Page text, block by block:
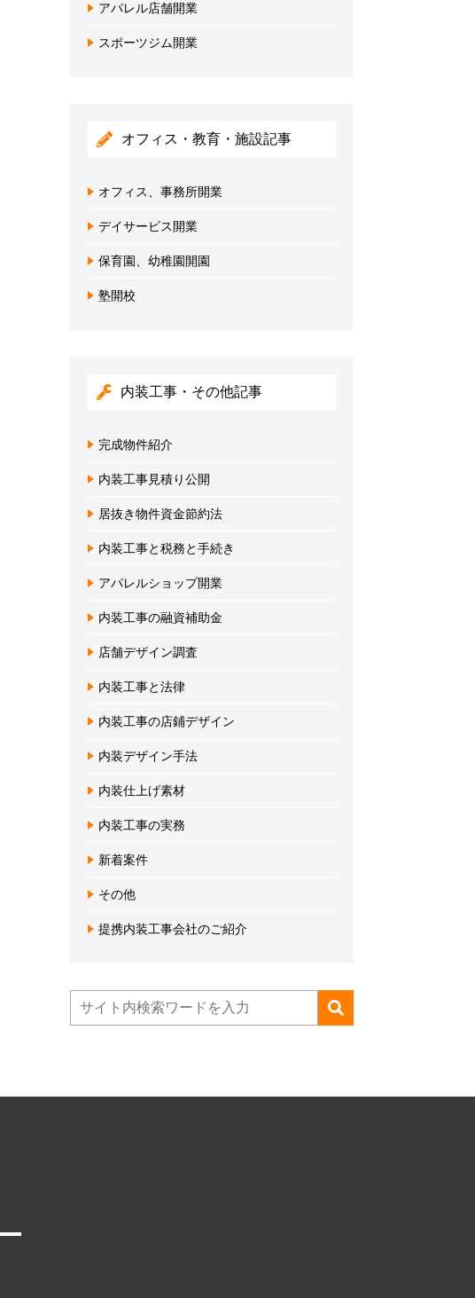
アパレル店舗開業
スポーツジム開業
オフィス・教育・施設記事
オフィス、事務所開業
デイサービス開業
保育園、幼稚園開園
塾開校
内装工事・その他記事
完成物件紹介
内装工事見積り公開
居抜き物件資金節約法
内装工事と税務と手続き
アパレルショップ開業
内装工事の融資補助金
店舗デザイン調査
内装工事と法律
内装工事の店鋪デザイン
内装デザイン手法
内装仕上げ素材
内装工事の実務
新着案件
その他
提携内装工事会社のご紹介